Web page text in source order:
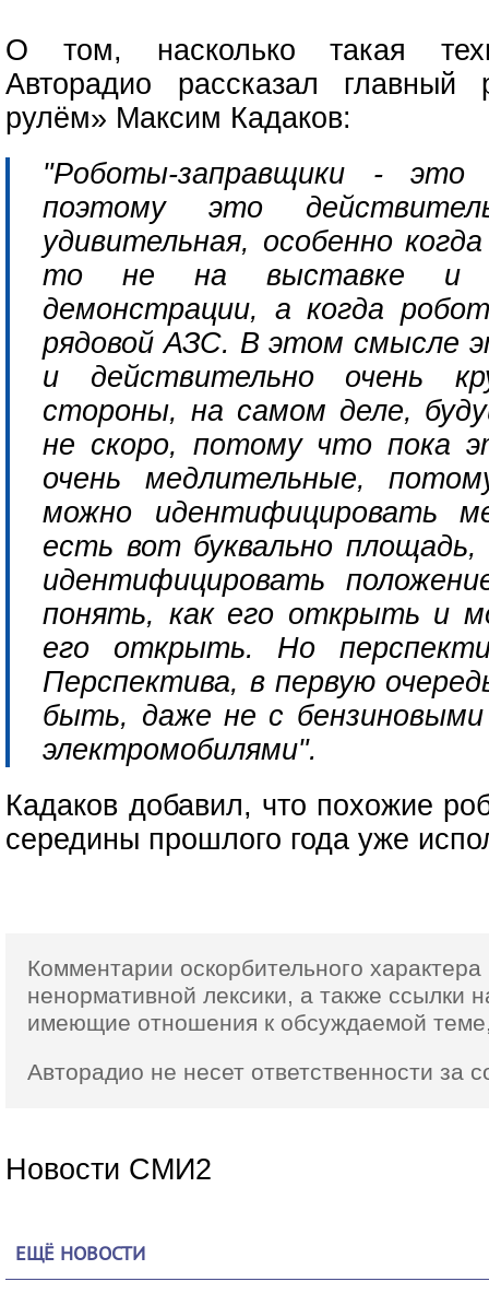
О том, насколько такая
Авторадио рассказал главный
рулём» Максим Кадаков:
"Роботы-заправщики - это
поэтому это
удивительная, особенно
то не на выставке и
демонстрации, а когда
рядовой АЗС. В этом смысле
и действительно очень
стороны, на самом деле,
не скоро, потому что пока
очень медлительные,
можно идентифицировать
есть вот буквально
идентифицировать
понять, как его открыть и
его открыть. Но
Перспектива, в первую
быть, даже не с
электромобилями".
Кадаков добавил, что похожие
середины прошлого года уже
Комментарии оскорбительного
ненормативной лексики, а также ссылки
имеющие отношения к обсуждаемой
Авторадио не несет ответственности за
Новости СМИ2
ЕЩЁ НОВОСТИ